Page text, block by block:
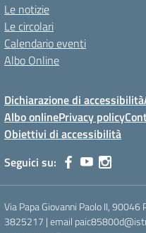
Le notizie
Le circolari
Calendario eventi
Albo Online
Dichiarazione di accessibilità
Albo onlinePrivacy policy
Obiettivi di accessibilità
Seguici su:
Via Papa Giovanni Paolo II, 90046
3825217 | email